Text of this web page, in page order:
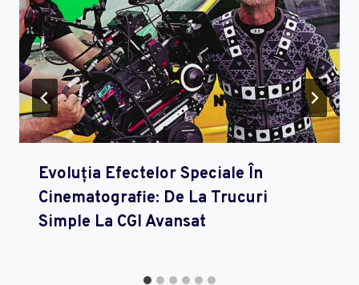
Evoluția Efectelor Speciale În
Cinematografie: De La Trucuri
Simple La CGI Avansat